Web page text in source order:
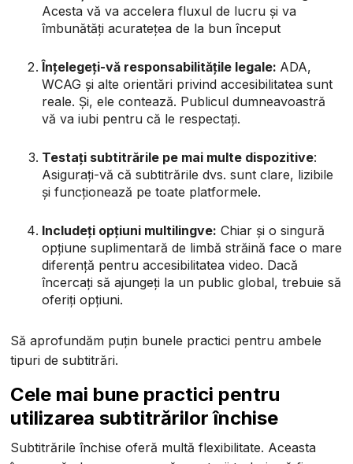
Acesta vă va accelera fluxul de lucru și va
îmbunătăți acuratețea de la bun început
Înțelegeți-vă responsabilitățile legale: ADA,
WCAG și alte orientări privind accesibilitatea sunt
reale. Și, ele contează. Publicul dumneavoastră
vă va iubi pentru că le respectați.
Testați subtitrările pe mai multe dispozitive:
Asigurați-vă că subtitrările dvs. sunt clare, lizibile
și funcționează pe toate platformele.
Includeți opțiuni multilingve: Chiar și o singură
opțiune suplimentară de limbă străină face o mare
diferență pentru accesibilitatea video. Dacă
încercați să ajungeți la un public global, trebuie să
oferiți opțiuni.
Să aprofundăm puțin bunele practici pentru ambele
tipuri de subtitrări.
Cele mai bune practici pentru
utilizarea subtitrărilor închise
Subtitrările închise oferă multă flexibilitate. Aceasta